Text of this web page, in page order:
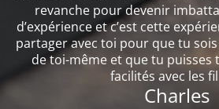
revanche pour devenir
d’expérience et c’est cette
partager avec toi pour que tu
de toi-même et que tu puisses
facilités avec les
Charles